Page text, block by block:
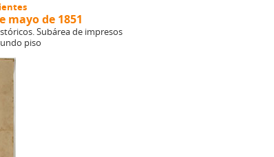
mayo de 1851
Subárea de impresos
piso